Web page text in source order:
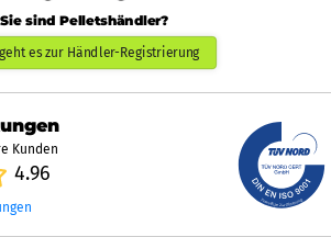
Sie sind Pelletshändler?
es zur Händler-Registrierung
Kunden
4.96